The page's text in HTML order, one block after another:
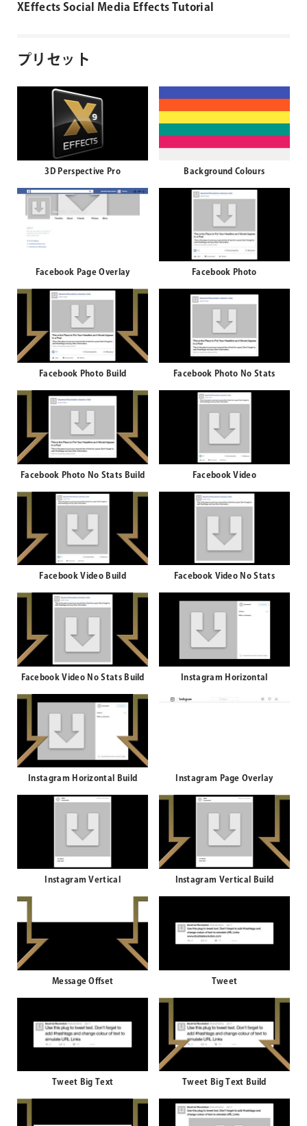
XEffects Social Media Effects Tutorial
プリセット
3D Perspective Pro Background Colours
Facebook Page Overlay Facebook Photo
Facebook Photo Build Facebook Photo No Stats
Facebook Photo No Stats Build Facebook Video
Facebook Video Build Facebook Video No Stats
Facebook Video No Stats Build Instagram Horizontal
Instagram Horizontal Build Instagram Page Overlay
Instagram Vertical Instagram Vertical Build
Message Offset Tweet
Tweet Big Text Tweet Big Text Build